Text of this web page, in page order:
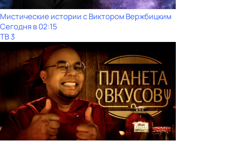
Мистические истории с Виктoром Bержбицким
Сегодня в 02:15
ТВ 3